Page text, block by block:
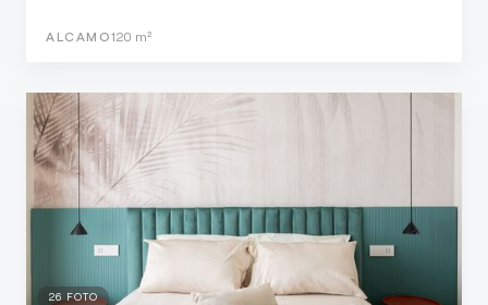
ALCAMO120 m²
26 FOTO